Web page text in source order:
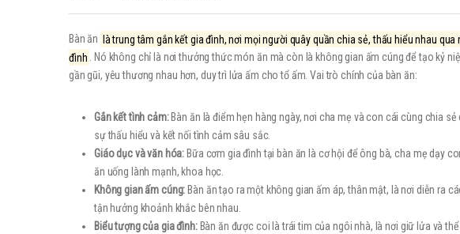
Bàn ăn là trung tâm gắn kết gia đình, nơi mọi người quây quần chia sẻ, thấu hiểu nhau
đình . Nó không chỉ là nơi thưởng thức món ăn mà còn là không gian ấm cúng để tạo kỷ
gần gũi, yêu thương nhau hơn, duy trì lửa ấm cho tổ ấm. Vai trò chính của bàn ăn:
Gắn kết tình cảm:Bàn ăn là điểm hẹn hàng ngày, nơi cha mẹ và con cái cùng chia
sự thấu hiểu và kết nối tình cảm sâu sắc.
Giáo dục và văn hóa: Bữa cơm gia đình tại bàn ăn là cơ hội để ông bà, cha mẹ dạy
ăn uống lành mạnh, khoa học.
Không gian ấm cúng: Bàn ăn tạo ra một không gian ấm áp, thân mật, là nơi diễn ra
tận hưởng khoảnh khắc bên nhau.
Biểu tượng của gia đình:Bàn ăn được coi là trái tim của ngôi nhà, là nơi giữ lửa và